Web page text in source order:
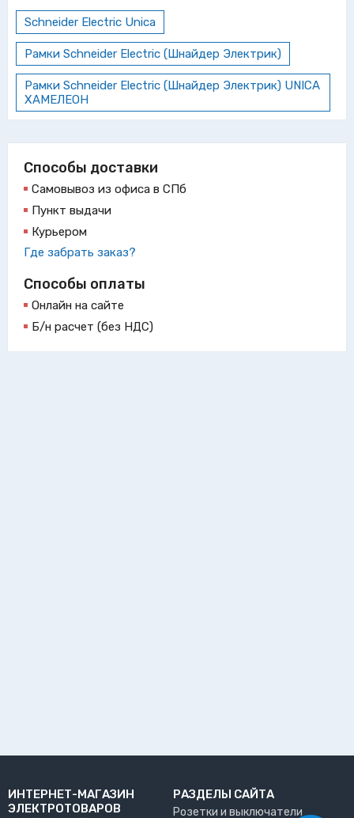
Schneider Electric Unica
Рамки Schneider Electric (Шнайдер Электрик)
Рамки Schneider Electric (Шнайдер Электрик) UNICA
ХАМЕЛЕОН
Способы доставки
Самовывоз из офиса в СПб
Пункт выдачи
Курьером
Где забрать заказ?
Способы оплаты
Онлайн на сайте
Б/н расчет (без НДС)
ИНТЕРНЕТ-МАГАЗИН
ЭЛЕКТРОТОВАРОВ
РАЗДЕЛЫ САЙТА
Розетки и выключатели